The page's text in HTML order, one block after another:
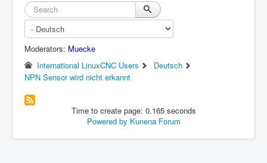
Moderators: Muecke
International LinuxCNC Users
Deutsch
NPN Sensor wird nicht erkannt
Time to create page: 0.165 seconds
Powered by Kunena Forum